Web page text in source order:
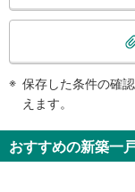
・改札内
検
知
を
保存した条件の確
えます。
おすすめの新築一